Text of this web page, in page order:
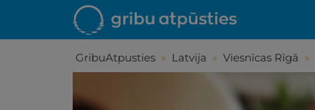
GribuAtpusties » Latvija » Viesnīcas Rīgā »